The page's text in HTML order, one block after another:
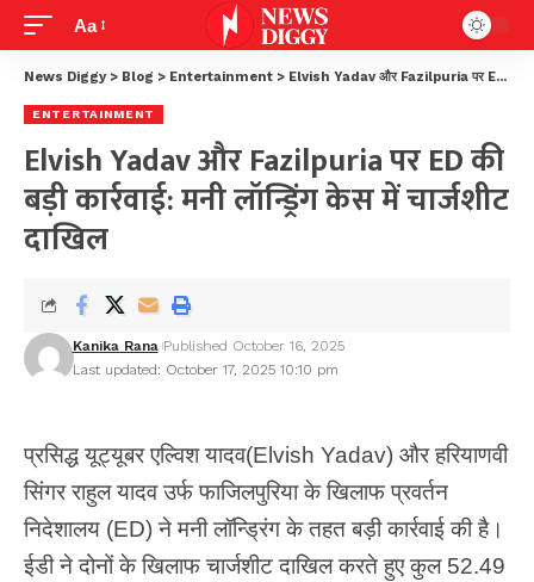
Aa
News Diggy > Blog > Entertainment > Elvish Yadav और Fazilpuria पर ED की बड़ी कार्रवाई: मनी लॉन्ड्रिंग केस में चार्जशीट दाखिल
ENTERTAINMENT
Elvish Yadav और Fazilpuria पर ED की
बड़ी कार्रवाई: मनी लॉन्ड्रिंग केस में चार्जशीट
दाखिल
Last updated: October 17, 2025 10:10 pm
Kanika Rana Published October 16, 2025
प्रसिद्ध यूट्यूबर एल्विश यादव(Elvish Yadav) और हरियाणवी
सिंगर राहुल यादव उर्फ फाजिलपुरिया के खिलाफ प्रवर्तन
निदेशालय (ED) ने मनी लॉन्ड्रिंग के तहत बड़ी कार्रवाई की है।
ईडी ने दोनों के खिलाफ चार्जशीट दाखिल करते हुए कुल 52.49